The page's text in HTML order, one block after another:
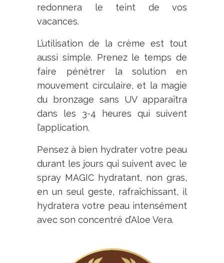
redonnera le teint de vos
vacances.
L’utilisation de la crème est tout
aussi simple. Prenez le temps de
faire pénétrer la solution en
mouvement circulaire, et la magie
du bronzage sans UV apparaîtra
dans les 3-4 heures qui suivent
l’application.
Pensez à bien hydrater votre peau
durant les jours qui suivent avec le
spray MAGIC hydratant, non gras,
en un seul geste, rafraîchissant, il
hydratera votre peau intensément
avec son concentré d’Aloe Vera.